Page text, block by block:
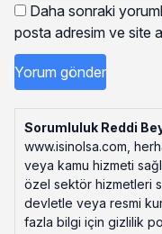
Daha sonraki
posta adresim ve site
Sorumluluk Reddi
www.isinolsa.com,
veya kamu hizmeti
özel sektör hizmetleri
devletle veya resmi
fazla bilgi için gizlilik